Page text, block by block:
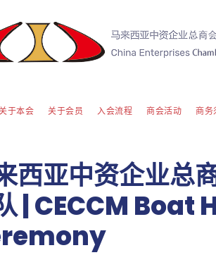
于本会 关于会员 入会流程 商会活动 商务
西亚中资企业总
| CECCM